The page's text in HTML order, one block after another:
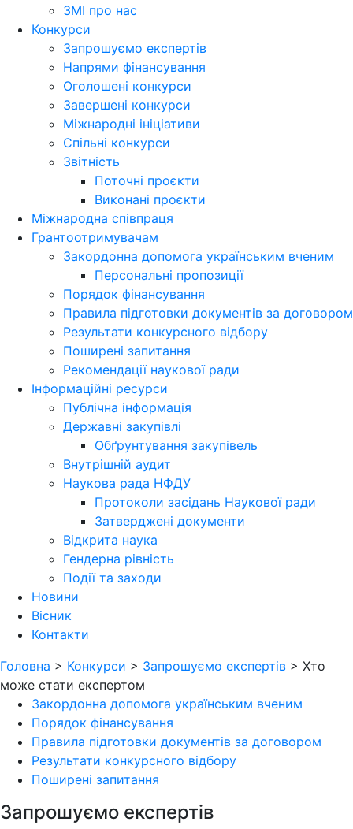
ЗМІ про нас
Конкурси
Запрошуємо експертів
Напрями фінансування
Оголошені конкурси
Завершені конкурси
Міжнародні ініціативи
Спільні конкурси
Звітність
Поточні проєкти
Виконані проєкти
Міжнародна співпраця
Грантоотримувачам
Закордонна допомога українським вченим
Персональні пропозиції
Порядок фінансування
Правила підготовки документів за договором
Результати конкурсного відбору
Поширені запитання
Рекомендації наукової ради
Інформаційні ресурси
Публічна інформація
Державні закупівлі
Обґрунтування закупівель
Внутрішній аудит
Наукова рада НФДУ
Протоколи засідань Наукової ради
Затверджені документи
Відкрита наука
Гендерна рівність
Події та заходи
Новини
Вісник
Контакти
Головна > Конкурси > Запрошуємо експертів > Хто
може стати експертом
Закордонна допомога українським вченим
Порядок фінансування
Правила підготовки документів за договором
Результати конкурсного відбору
Поширені запитання
Запрошуємо експертів